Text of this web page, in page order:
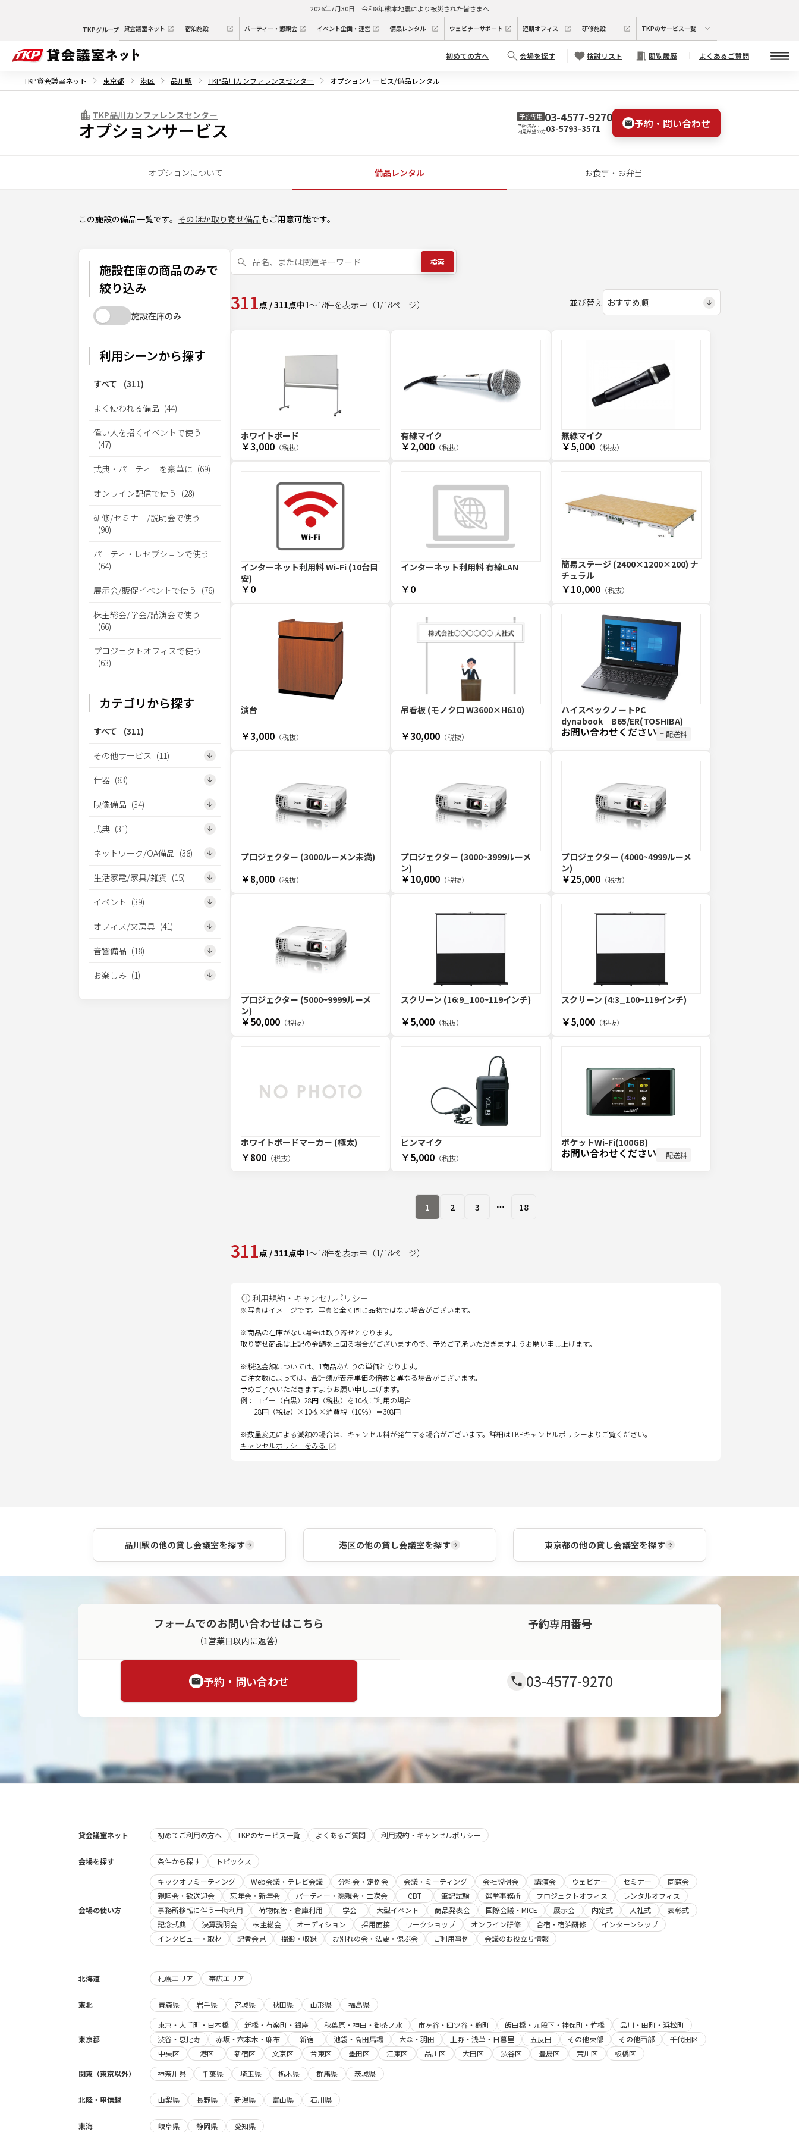
2026年7月30日 令和8年熊本地震により被災された皆さまへ
TKPグループ 貸会議室ネット 宿泊施設 パーティー・懇親会 イベント企画・運営 備品レンタル ウェビナーサポート 短期オフィス 研修施設 TKPのサービス一覧
初めての方へ 会場を探す 検討リスト 閲覧履歴 よくあるご質問
TKP貸会議室ネット 東京都 港区 品川駅 TKP品川カンファレンスセンター オプションサービス/備品レンタル
TKP品川カンファレンスセンター
オプションサービス
予約専用 03-4577-9270
予約済み・
内見希望の方03-5793-3571 予約・問い合わせ
オプションについて 備品レンタル お食事・お弁当
この施設の備品一覧です。 そのほか取り寄せ備品もご用意可能です。
施設在庫の商品のみで
絞り込み
施設在庫のみ
利用シーンから探す
すべて (311)
よく使われる備品 (44)
偉い人を招くイベントで使う
(47)
式典・パーティーを豪華に (69)
オンライン配信で使う (28)
研修/セミナー/説明会で使う
(90)
パーティ・レセプションで使う
(64)
展示会/販促イベントで使う (76)
株主総会/学会/講演会で使う
(66)
プロジェクトオフィスで使う
(63)
カテゴリから探す
すべて (311)
その他サービス (11)
什器 (83)
映像備品 (34)
式典 (31)
ネットワーク/OA備品 (38)
生活家電/家具/雑貨 (15)
イベント (39)
オフィス/文房具 (41)
音響備品 (18)
お楽しみ (1)
検索
311点 /311点中1～18件を表示中 （1/18ページ） 並び替え
ホワイトボード
￥3,000 （税抜）
有線マイク
￥2,000 （税抜）
無線マイク
￥5,000（税抜）
インターネット利用料 Wi-Fi (10台目
安)
￥0
インターネット利用料 有線LAN
￥0
簡易ステージ (2400×1200×200) ナ
チュラル
￥10,000（税抜）
演台
￥3,000 （税抜）
吊看板 (モノクロ W3600×H610)
￥30,000 （税抜）
ハイスペックノートPC
dynabook B65/ER(TOSHIBA)
お問い合わせください + 配送料
プロジェクター (3000ルーメン未満)
￥8,000 （税抜）
プロジェクター (3000~3999ルーメ
ン)
￥10,000 （税抜）
プロジェクター (4000~4999ルーメ
ン)
￥25,000（税抜）
プロジェクター (5000~9999ルーメ
ン)
￥50,000 （税抜）
スクリーン (16:9_100~119インチ)
￥5,000 （税抜）
スクリーン (4:3_100~119インチ)
￥5,000（税抜）
ホワイトボードマーカー (極太)
￥800 （税抜）
ピンマイク
￥5,000 （税抜）
ポケットWi-Fi(100GB)
お問い合わせください + 配送料
1 2 3 More pages
18
311点 /311点中1～18件を表示中 （1/18ページ）
利用規約・キャンセルポリシー
※写真はイメージです。写真と全く同じ品物ではない場合がございます。
※商品の在庫がない場合は取り寄せとなります。
取り寄せ商品は上記の金額を上回る場合がございますので、予めご了承いただきますようお願い申し上げます。
※税込金額については、1商品あたりの単価となります。
ご注文数によっては、合計額が表示単価の倍数と異なる場合がございます。
予めご了承いただきますようお願い申し上げます。
例：コピー（白黒）28円（税抜）を10枚ご利用の場合
28円（税抜）×10枚×消費税（10％）＝308円
※数量変更による減額の場合は、キャンセル料が発生する場合がございます。詳細はTKPキャンセルポリシーよりご覧ください。
キャンセルポリシーをみる
品川駅の他の貸し会議室を探す 港区の他の貸し会議室を探す 東京都の他の貸し会議室を探す
フォームでのお問い合わせはこちら
（1営業日以内に返答）
予約・問い合わせ
予約専用番号
03-4577-9270
貸会議室ネット 初めてご利用の方へ TKPのサービス一覧 よくあるご質問 利用規約・キャンセルポリシー
会場を探す 条件から探す トピックス
会場の使い方
キックオフミーティング Web会議・テレビ会議 分科会・定例会 会議・ミーティング 会社説明会 講演会 ウェビナー セミナー
同窓会
親睦会・歓送迎会
忘年会・新年会 パーティー・懇親会・二次会 CBT 筆記試験 選挙事務所 プロジェクトオフィス
レンタルオフィス
事務所移転に伴う一時利用
荷物保管・倉庫利用 学会 大型イベント 商品発表会 国際会議・MICE 展示会 内定式 入社式
表彰式
記念式典
決算説明会 株主総会 オーディション 採用面接 ワークショップ オンライン研修 合宿・宿泊研修
インターンシップ
インタビュー・取材
記者会見 撮影・収録 お別れの会・法要・偲ぶ会 ご利用事例 会議のお役立ち情報
北海道 札幌エリア 帯広エリア
東北 青森県 岩手県 宮城県 秋田県 山形県 福島県
東京都
東京・大手町・日本橋 新橋・有楽町・銀座 秋葉原・神田・御茶ノ水 市ヶ谷・四ツ谷・麹町 飯田橋・九段下・神保町・竹橋
品川・田町・浜松町
渋谷・恵比寿
赤坂・六本木・麻布 新宿 池袋・高田馬場 大森・羽田 上野・浅草・日暮里 五反田 その他東部 その他西部
千代田区
中央区
港区 新宿区 文京区 台東区 墨田区 江東区 品川区 大田区 渋谷区 豊島区 荒川区
板橋区
関東（東京以外）
神奈川県 千葉県 埼玉県 栃木県 群馬県 茨城県
北陸・甲信越 山梨県 長野県 新潟県 富山県 石川県
東海 岐阜県 静岡県 愛知県